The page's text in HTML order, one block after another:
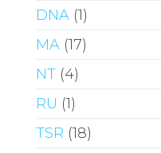
DNA (1)
MA (17)
NT (4)
RU (1)
TSR (18)